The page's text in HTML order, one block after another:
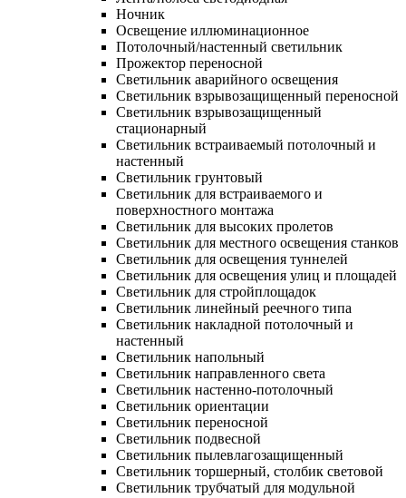
Ночник
Освещение иллюминационное
Потолочный/настенный светильник
Прожектор переносной
Светильник аварийного освещения
Светильник взрывозащищенный переносной
Светильник взрывозащищенный
стационарный
Светильник встраиваемый потолочный и
настенный
Светильник грунтовый
Светильник для встраиваемого и
поверхностного монтажа
Светильник для высоких пролетов
Светильник для местного освещения станков
Светильник для освещения туннелей
Светильник для освещения улиц и площадей
Светильник для стройплощадок
Светильник линейный реечного типа
Светильник накладной потолочный и
настенный
Светильник напольный
Светильник направленного света
Светильник настенно-потолочный
Светильник ориентации
Светильник переносной
Светильник подвесной
Светильник пылевлагозащищенный
Светильник торшерный, столбик световой
Светильник трубчатый для модульной